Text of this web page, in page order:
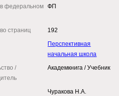
федеральном ФП
страниц
192
Перспективная
начальная школа
/
Академкнига / Учебник
Чуракова Н.А.